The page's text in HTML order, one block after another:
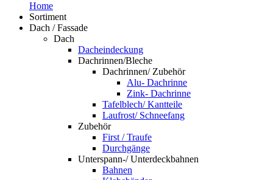
Home
Sortiment
Dach / Fassade
Dach
Dacheindeckung
Dachrinnen/Bleche
Dachrinnen/ Zubehör
Alu- Dachrinne
Zink- Dachrinne
Tafelblech/ Kantteile
Laufrost/ Schneefang
Zubehör
First / Traufe
Durchgänge
Unterspann-/ Unterdeckbahnen
Bahnen